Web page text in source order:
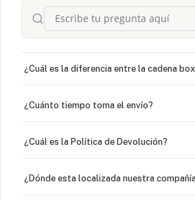
¿Cuál es la diferencia entre la cadena
¿Cuánto tiempo toma el envío?
¿Cuál es la Política de Devolución?
¿Dónde esta localizada nuestra